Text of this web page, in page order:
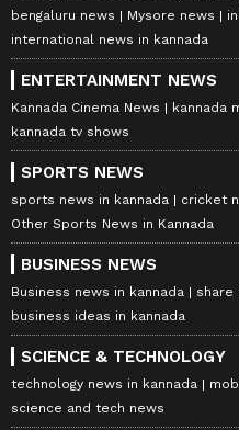
bengaluru news
Mysore news
international news in kannada
ENTERTAINMENT NEWS
Kannada Cinema News kannada
kannada tv shows
SPORTS NEWS
sports news in kannada
cricket
Other Sports News in Kannada
BUSINESS NEWS
Business news in kannada
share
business ideas in kannada
SCIENCE & TECHNOLOGY
technology news in kannada
science and tech news